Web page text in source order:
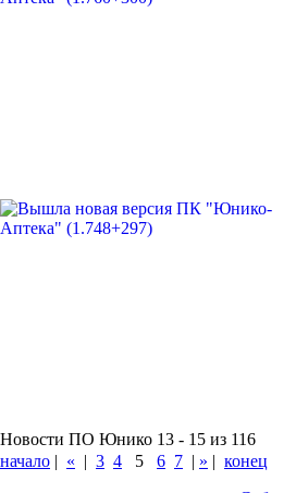
Новости ПО Юнико 13 - 15 из 116
начало | « | 3 4 5 6 7 | » | конец